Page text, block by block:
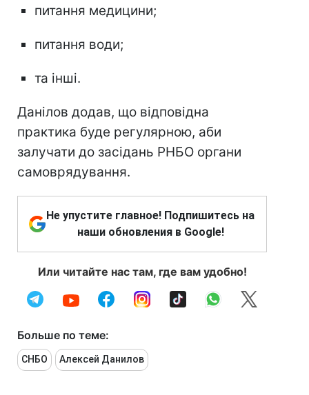
питання медицини;
питання води;
та інші.
Данілов додав, що відповідна
практика буде регулярною, аби
залучати до засідань РНБО органи
самоврядування.
Не упустите главное! Подпишитесь на
наши обновления в Google!
Или читайте нас там, где вам удобно!
Больше по теме:
СНБО Алексей Данилов